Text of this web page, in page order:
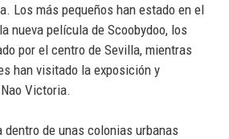
Los más pequeños han estado en el
nueva película de Scoobydoo, los
por el centro de Sevilla, mientras
han visitado la exposición y
Victoria.
dentro de unas colonias urbanas